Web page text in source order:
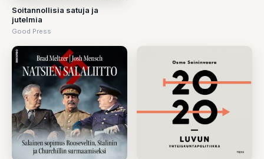
Soitannollisia satuja ja
jutelmia
Good Press